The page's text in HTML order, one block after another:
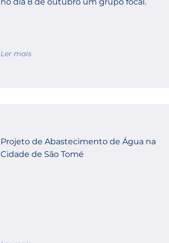
Ler mais
Projeto de Abastecimento de Água na
Cidade de São Tomé